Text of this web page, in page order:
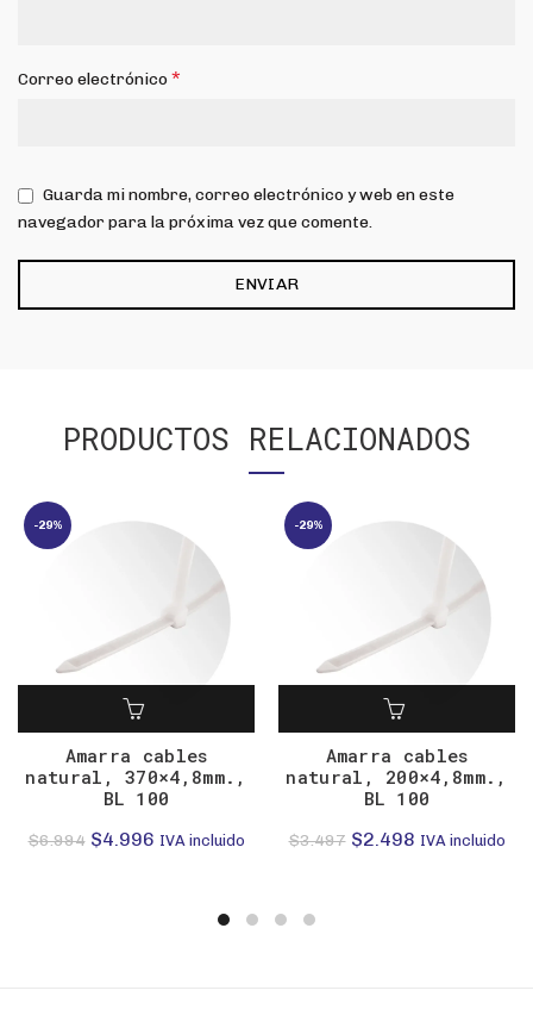
Correo electrónico*
Guarda mi nombre, correo electrónico y web en este
navegador para la próxima vez que comente.
PRODUCTOS RELACIONADOS
-29%
Amarra cables
natural, 370×4,8mm.,
BL 100
$6.994 El
$4.996ElIVA incluido
-29%
Amarra cables
natural, 200×4,8mm.,
BL 100
$3.497 El
$2.498ElIVA incluido